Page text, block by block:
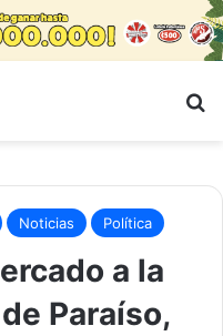
Noticias Política
a la
Paraíso,